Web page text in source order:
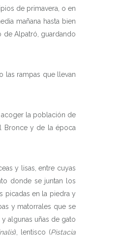
de primavera, o en
mañana hasta bien
de Alpatró, guardando
las rampas que llevan
la población de
Bronce y de la época
y lisas, entre cuyas
donde se juntan los
picadas en la piedra y
y matorrales que se
y algunas uñas de gato
), lentisco (Pistacia